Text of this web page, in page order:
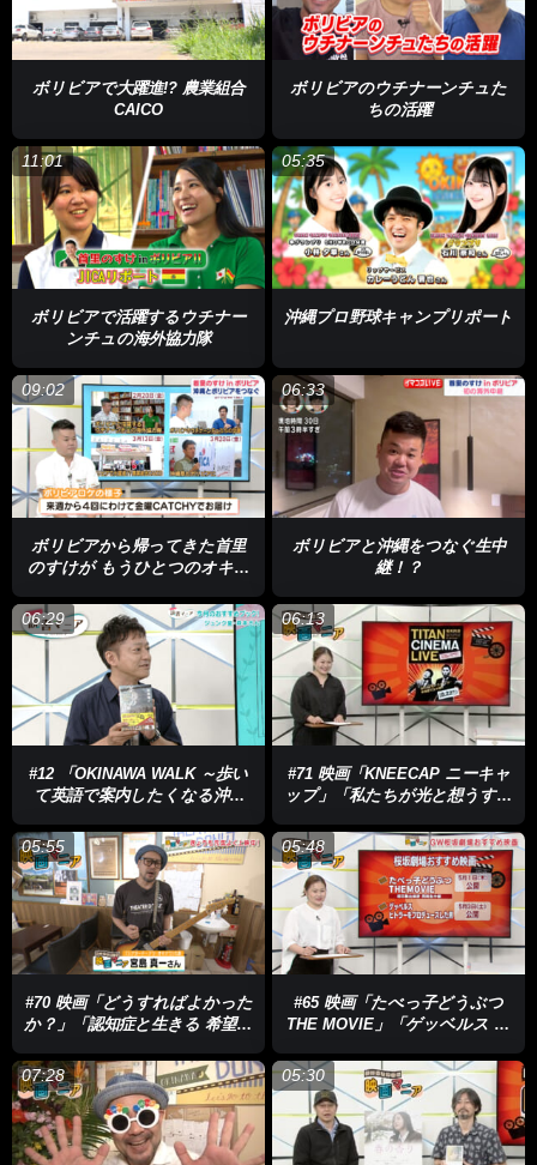
ボリビアで大躍進!? 農業組合
CAICO
ボリビアのウチナーンチュた
ちの活躍
11:01
ボリビアで活躍するウチナー
ンチュの海外協力隊
05:35
沖縄プロ野球キャンプリポート
09:02
ボリビアから帰ってきた首里
のすけが もうひとつのオキナ
06:33
ボリビアと沖縄をつなぐ生中
継！？
06:29
#12 「OKINAWA WALK ～歩い
て英語で案内したくなる沖縄
ごい習慣大百科」
06:13
#71 映画「KNEECAP ニーキャ
ップ」「私たちが光と想うすべ
05:55
#70 映画「どうすればよかった
か？」「認知症と生きる 希望の
05:48
#65 映画「たべっ子どうぶつ
THE MOVIE」「ゲッベルス ヒ
男」
07:28 05:30